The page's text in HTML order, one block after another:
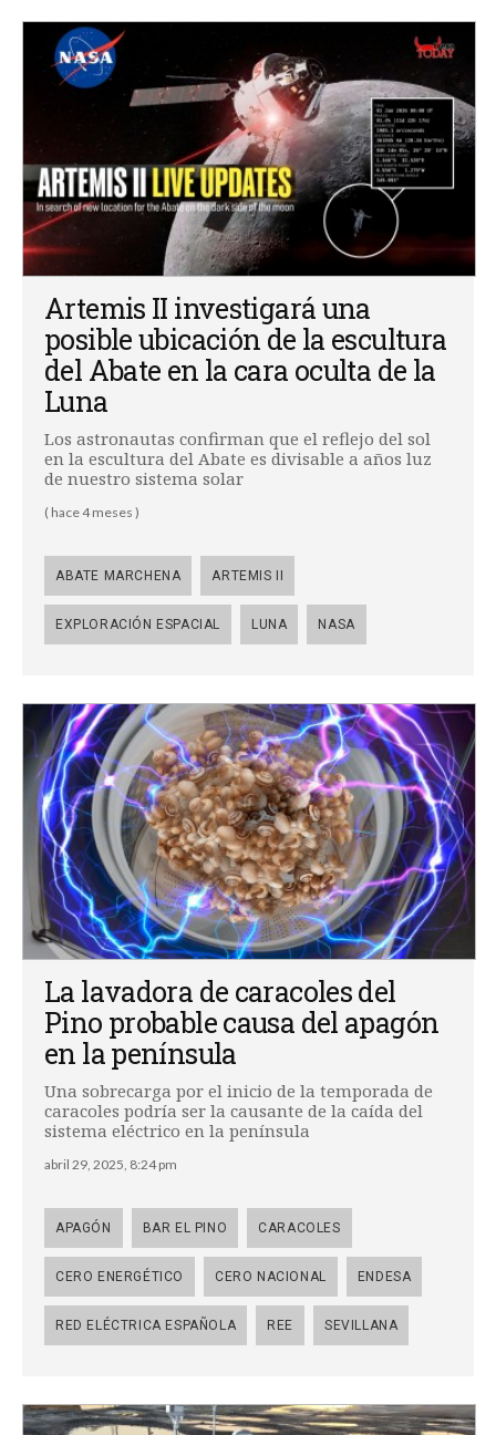
Artemis II investigará una
posible ubicación de la escultura
del Abate en la cara oculta de la
Luna
Los astronautas confirman que el reflejo del sol
en la escultura del Abate es divisable a años luz
de nuestro sistema solar
( hace 4 meses )
ABATE MARCHENA ARTEMIS II
EXPLORACIÓN ESPACIAL LUNA NASA
La lavadora de caracoles del
Pino probable causa del apagón
en la península
Una sobrecarga por el inicio de la temporada de
caracoles podría ser la causante de la caída del
sistema eléctrico en la península
abril 29, 2025, 8:24 pm
APAGÓN BAR EL PINO CARACOLES
CERO ENERGÉTICO CERO NACIONAL ENDESA
RED ELÉCTRICA ESPAÑOLA REE SEVILLANA